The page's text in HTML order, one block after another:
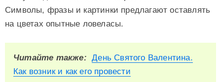
Символы, фразы и картинки предлагают оставлять
на цветах опытные ловеласы.
Читайте также: День Святого Валентина.
Как возник и как его провести